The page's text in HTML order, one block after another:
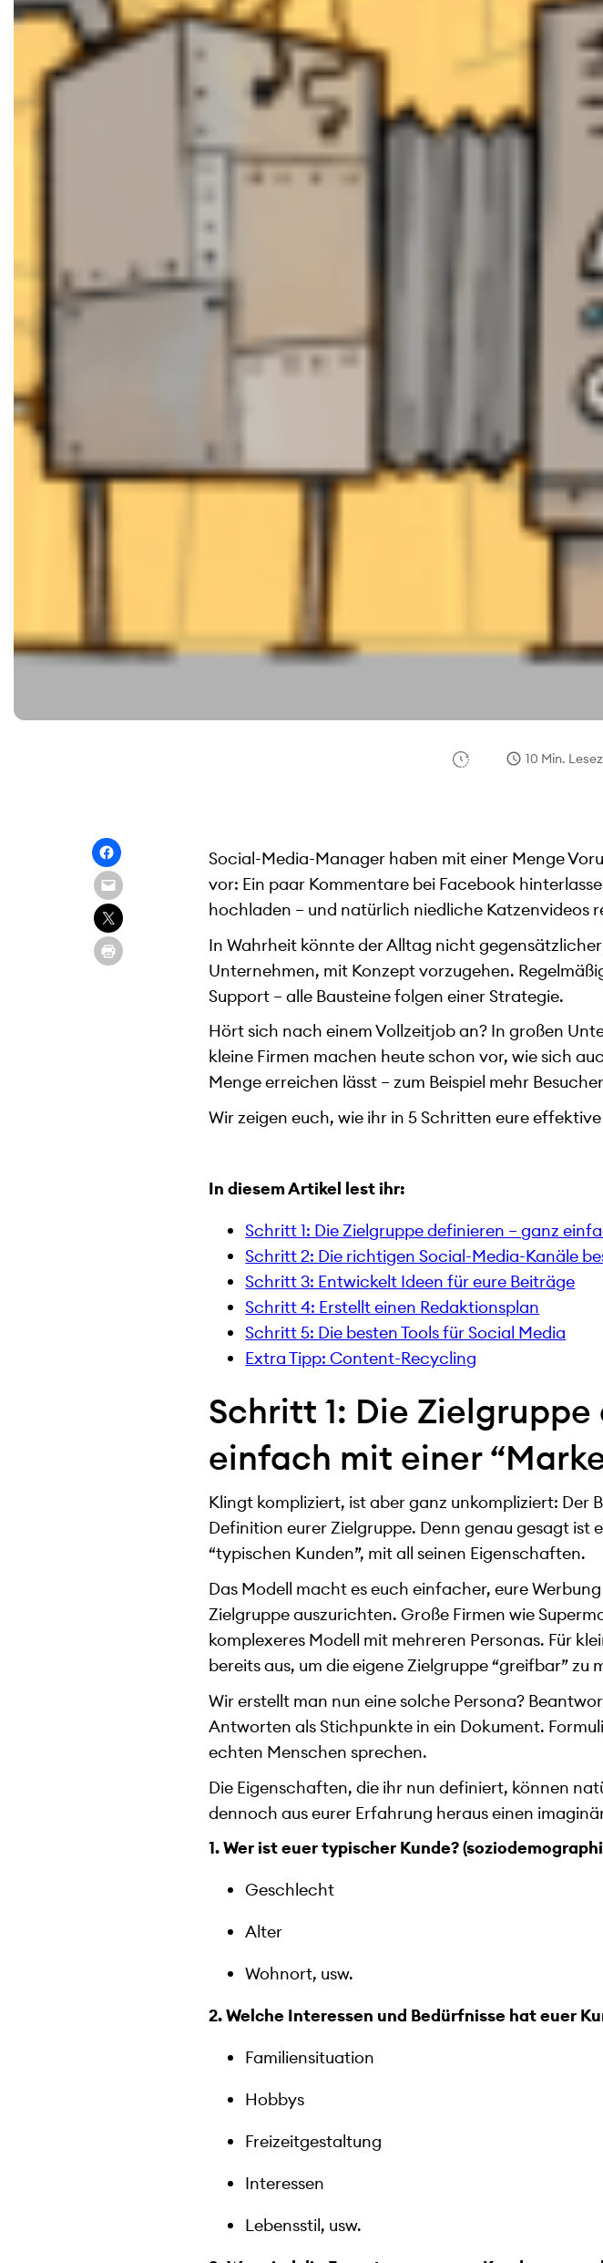
10 Min.
Social-Media-Manager haben mit einer Menge
vor: Ein paar Kommentare bei Facebook
hochladen – und natürlich niedliche Katzenvideos
In Wahrheit könnte der Alltag nicht
Unternehmen, mit Konzept vorzugehen.
Support – alle Bausteine folgen einer Strategie.
Hört sich nach einem Vollzeitjob an? In großen
kleine Firmen machen heute schon vor, wie sich
Menge erreichen lässt – zum Beispiel mehr
Wir zeigen euch, wie ihr in 5 Schritten eure
In diesem Artikel lest ihr:
Schritt 1: Die Zielgruppe definieren – ganz
Schritt 2: Die richtigen Social-Media-Kanäle
Schritt 3: Entwickelt Ideen für eure Beiträge
Schritt 4: Erstellt einen Redaktionsplan
Schritt 5: Die besten Tools für Social Media
Extra Tipp: Content-Recycling
Schritt 1: Die
einfach mit einer
Klingt kompliziert, ist aber ganz unkompliziert: Der
Definition eurer Zielgruppe. Denn genau gesagt ist
“typischen Kunden”, mit all seinen Eigenschaften.
Das Modell macht es euch einfacher, eure
Zielgruppe auszurichten. Große Firmen wie
komplexeres Modell mit mehreren Personas. Für
bereits aus, um die eigene Zielgruppe “greifbar” zu
Wir erstellt man nun eine solche Persona?
Antworten als Stichpunkte in ein Dokument.
echten Menschen sprechen.
Die Eigenschaften, die ihr nun definiert, können
dennoch aus eurer Erfahrung heraus einen
1. Wer ist euer typischer Kunde?
Geschlecht
Alter
Wohnort, usw.
2. Welche Interessen und Bedürfnisse hat euer
Familiensituation
Hobbys
Freizeitgestaltung
Interessen
Lebensstil, usw.